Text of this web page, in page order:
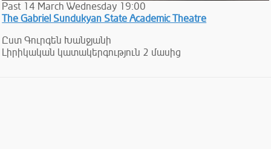
Past 14 March Wednesday 19:00
The Gabriel Sundukyan State Academic Theatre
Ըստ Գուրգեն Խանջյանի
Լիրիկական կատակերգություն 2 մասից